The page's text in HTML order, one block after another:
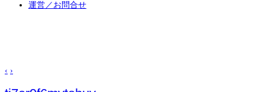
運営／お問合せ
‹ ›